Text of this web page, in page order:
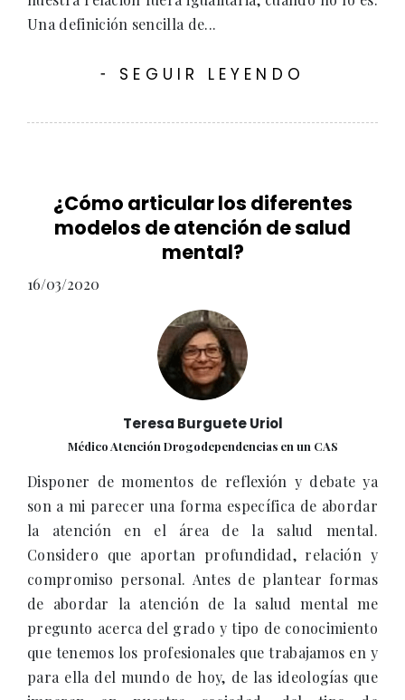
Una definición sencilla de...
- SEGUIR LEYENDO
¿Cómo articular los diferentes
modelos de atención de salud
mental?
16/03/2020
Teresa Burguete Uriol
Médico Atención Drogodependencias en un CAS
Disponer de momentos de reflexión y debate ya
son a mi parecer una forma específica de abordar
la atención en el área de la salud mental.
Considero que aportan profundidad, relación y
compromiso personal. Antes de plantear formas
de abordar la atención de la salud mental me
pregunto acerca del grado y tipo de conocimiento
que tenemos los profesionales que trabajamos en y
para ella del mundo de hoy, de las ideologías que